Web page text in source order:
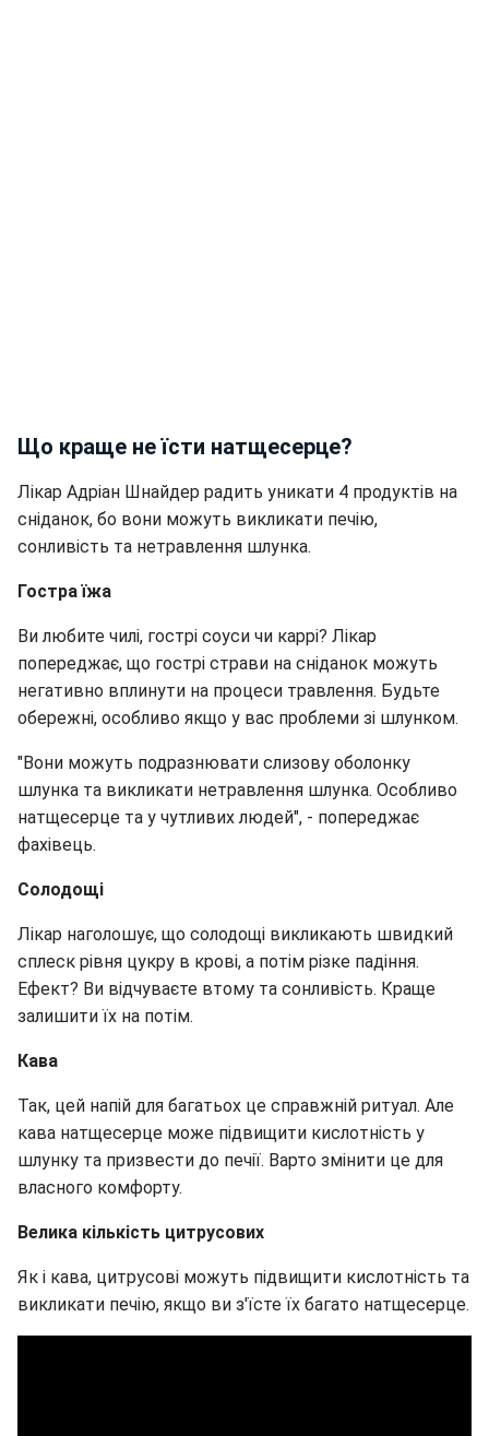
Що краще не їсти натщесерце?
Лікар Адріан Шнайдер радить уникати 4 продуктів на
сніданок, бо вони можуть викликати печію,
сонливість та нетравлення шлунка.
Гостра їжа
Ви любите чилі, гострі соуси чи каррі? Лікар
попереджає, що гострі страви на сніданок можуть
негативно вплинути на процеси травлення. Будьте
обережні, особливо якщо у вас проблеми зі шлунком.
"Вони можуть подразнювати слизову оболонку
шлунка та викликати нетравлення шлунка. Особливо
натщесерце та у чутливих людей", - попереджає
фахівець.
Солодощі
Лікар наголошує, що солодощі викликають швидкий
сплеск рівня цукру в крові, а потім різке падіння.
Ефект? Ви відчуваєте втому та сонливість. Краще
залишити їх на потім.
Кава
Так, цей напій для багатьох це справжній ритуал. Але
кава натщесерце може підвищити кислотність у
шлунку та призвести до печії. Варто змінити це для
власного комфорту.
Велика кількість цитрусових
Як і кава, цитрусові можуть підвищити кислотність та
викликати печію, якщо ви з'їсте їх багато натщесерце.